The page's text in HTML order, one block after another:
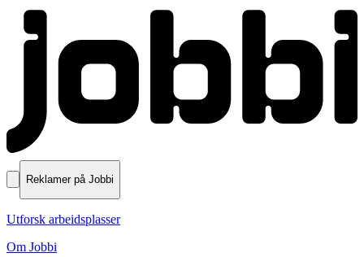
Reklamer på Jobbi
Utforsk arbeidsplasser
Om Jobbi